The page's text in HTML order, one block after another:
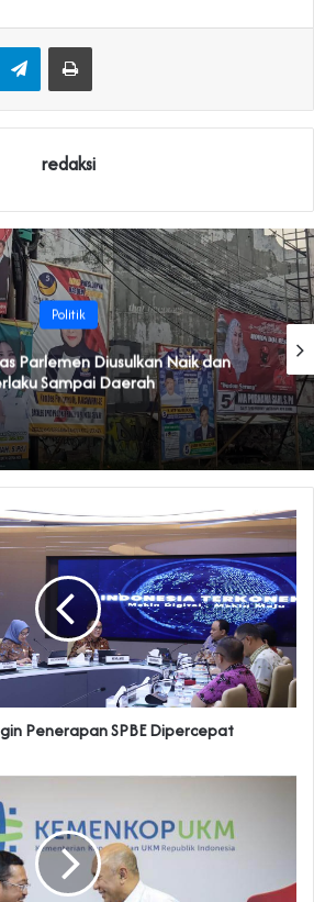
TelegramPrint
redaksi
Politik
Parlemen Diusulkan Naik dan
Sampai Daerah
Penerapan SPBE Dipercepat